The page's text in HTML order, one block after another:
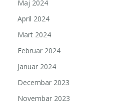
Maj 2024
April 2024
Mart 2024
Februar 2024
Januar 2024
Decembar 2023
Novembar 2023